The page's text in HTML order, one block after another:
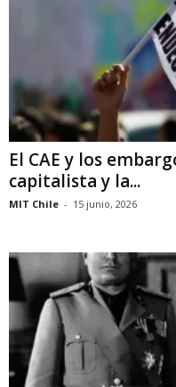
El CAE y los
capitalista y la...
MIT Chile - 15 junio, 2026